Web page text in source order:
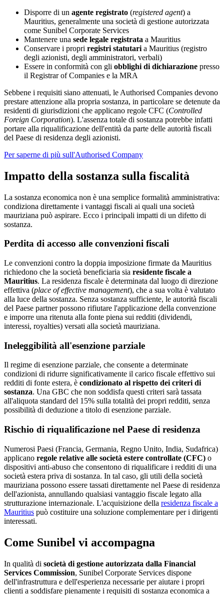
Disporre di un agente registrato (registered agent) a
Mauritius, generalmente una società di gestione autorizzata
come Sunibel Corporate Services
Mantenere una sede legale registrata a Mauritius
Conservare i propri registri statutari a Mauritius (registro
degli azionisti, degli amministratori, verbali)
Essere in conformità con gli obblighi di dichiarazione presso
il Registrar of Companies e la MRA
Sebbene i requisiti siano attenuati, le Authorised Companies devono
prestare attenzione alla propria sostanza, in particolare se detenute da
residenti di giurisdizioni che applicano regole CFC (Controlled
Foreign Corporation). L'assenza totale di sostanza potrebbe infatti
portare alla riqualificazione dell'entità da parte delle autorità fiscali
del Paese di residenza degli azionisti.
Per saperne di più sull'Authorised Company
Impatto della sostanza sulla fiscalità
La sostanza economica non è una semplice formalità amministrativa:
condiziona direttamente i vantaggi fiscali ai quali una società
mauriziana può aspirare. Ecco i principali impatti di un difetto di
sostanza.
Perdita di accesso alle convenzioni fiscali
Le convenzioni contro la doppia imposizione firmate da Mauritius
richiedono che la società beneficiaria sia residente fiscale a
Mauritius. La residenza fiscale è determinata dal luogo di direzione
effettiva (place of effective management), che a sua volta è valutato
alla luce della sostanza. Senza sostanza sufficiente, le autorità fiscali
del Paese partner possono rifiutare l'applicazione della convenzione
e imporre una ritenuta alla fonte piena sui redditi (dividendi,
interessi, royalties) versati alla società mauriziana.
Ineleggibilità all'esenzione parziale
Il regime di esenzione parziale, che consente a determinate
condizioni di ridurre significativamente il carico fiscale effettivo sui
redditi di fonte estera, è condizionato al rispetto dei criteri di
sostanza. Una GBC che non soddisfa questi criteri sarà tassata
all'aliquota standard del 15% sulla totalità dei propri redditi, senza
possibilità di deduzione a titolo di esenzione parziale.
Rischio di riqualificazione nel Paese di residenza
Numerosi Paesi (Francia, Germania, Regno Unito, India, Sudafrica)
applicano regole relative alle società estere controllate (CFC) o
dispositivi anti-abuso che consentono di riqualificare i redditi di una
società estera priva di sostanza. In tal caso, gli utili della società
mauriziana possono essere tassati direttamente nel Paese di residenza
dell'azionista, annullando qualsiasi vantaggio fiscale legato alla
strutturazione internazionale. L'acquisizione della residenza fiscale a
Mauritius può costituire una soluzione complementare per i dirigenti
interessati.
Come Sunibel vi accompagna
In qualità di società di gestione autorizzata dalla Financial
Services Commission, Sunibel Corporate Services dispone
dell'infrastruttura e dell'esperienza necessarie per aiutare i propri
clienti a soddisfare pienamente i requisiti di sostanza economica a